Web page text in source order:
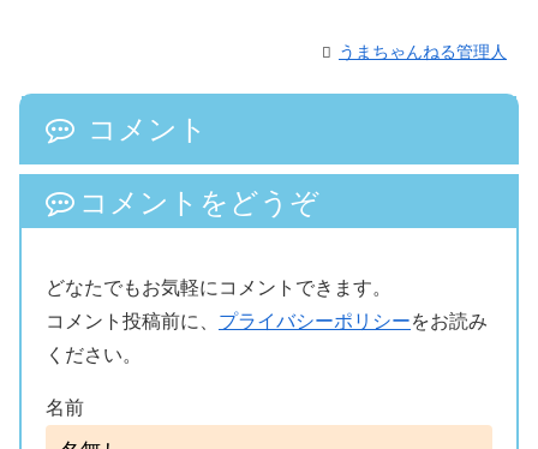
うまちゃんねる管理人
コメント
コメントをどうぞ
どなたでもお気軽にコメントできます。
コメント投稿前に、 プライバシーポリシーをお読み
ください。
名前